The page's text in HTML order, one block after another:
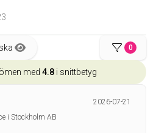
0
med 4.8 i snittbetyg
2026-07-21
i Stockholm AB